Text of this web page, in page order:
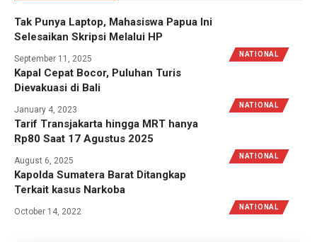
NATIONAL
Tak Punya Laptop, Mahasiswa Papua Ini
Selesaikan Skripsi Melalui HP
September 11, 2025
NATIONAL
Kapal Cepat Bocor, Puluhan Turis
Dievakuasi di Bali
January 4, 2023
NATIONAL
Tarif Transjakarta hingga MRT hanya
Rp80 Saat 17 Agustus 2025
August 6, 2025
NATIONAL
Kapolda Sumatera Barat Ditangkap
Terkait kasus Narkoba
October 14, 2022